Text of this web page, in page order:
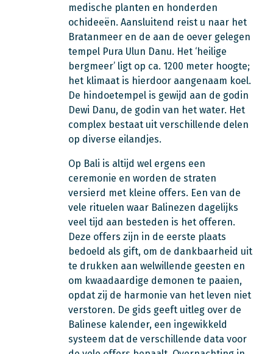
medische planten en honderden
ochideeën. Aansluitend reist u naar het
Bratanmeer en de aan de oever gelegen
tempel Pura Ulun Danu. Het ‘heilige
bergmeer’ ligt op ca. 1200 meter hoogte;
het klimaat is hierdoor aangenaam koel.
De hindoetempel is gewijd aan de godin
Dewi Danu, de godin van het water. Het
complex bestaat uit verschillende delen
op diverse eilandjes.
Op Bali is altijd wel ergens een
ceremonie en worden de straten
versierd met kleine offers. Een van de
vele rituelen waar Balinezen dagelijks
veel tijd aan besteden is het offeren.
Deze offers zijn in de eerste plaats
bedoeld als gift, om de dankbaarheid uit
te drukken aan welwillende geesten en
om kwaadaardige demonen te paaien,
opdat zij de harmonie van het leven niet
verstoren. De gids geeft uitleg over de
Balinese kalender, een ingewikkeld
systeem dat de verschillende data voor